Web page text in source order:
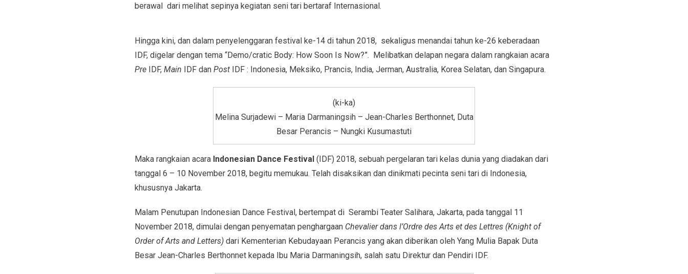
berawal dari melihat sepinya kegiatan seni tari bertaraf Internasional.
Hingga kini, dan dalam penyelenggaran festival ke-14 di tahun 2018, sekaligus menandai tahun ke-26 keberadaan
IDF, digelar dengan tema “Demo/cratic Body: How Soon Is Now?”. Melibatkan delapan negara dalam rangkaian acara
PreIDF, Main IDF dan PostIDF : Indonesia, Meksiko, Prancis, India, Jerman, Australia, Korea Selatan, dan Singapura.
(ki-ka)
Melina Surjadewi – Maria Darmaningsih – Jean-Charles Berthonnet, Duta
Besar Perancis – Nungki Kusumastuti
Maka rangkaian acara Indonesian Dance Festival(IDF) 2018, sebuah pergelaran tari kelas dunia yang diadakan dari
tanggal 6 – 10 November 2018, begitu memukau. Telah disaksikan dan dinikmati pecinta seni tari di Indonesia,
khususnya Jakarta.
Malam Penutupan Indonesian Dance Festival, bertempat di Serambi Teater Salihara, Jakarta, pada tanggal 11
November 2018, dimulai dengan penyematan penghargaanChevalier dans l’Ordre des Arts et des Lettres (Knight of
Order of Arts and Letters) dari Kementerian Kebudayaan Perancis yang akan diberikan oleh Yang Mulia Bapak Duta
Besar Jean-Charles Berthonnet kepada Ibu Maria Darmaningsih, salah satu Direktur dan Pendiri IDF.